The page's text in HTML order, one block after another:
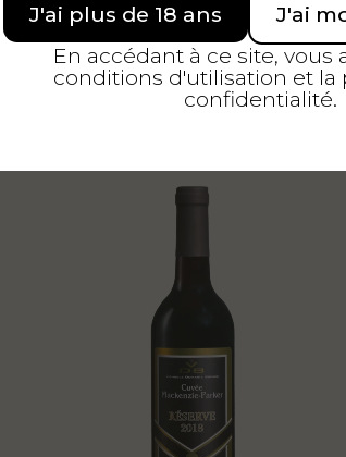
Vin Rosé
ROSÉ NESSA
J'ai plus de 18 ans
J'ai
En accédant à ce site, vous
conditions d'utilisation et la
confidentialité.